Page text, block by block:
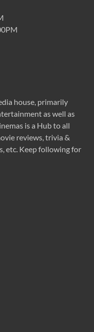
house, primarily
as well as
is a Hub to all
reviews, trivia &
etc. Keep following for